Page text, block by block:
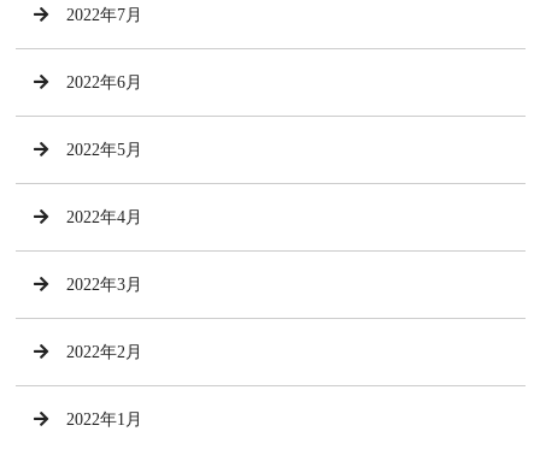
2022年7月
2022年6月
2022年5月
2022年4月
2022年3月
2022年2月
2022年1月